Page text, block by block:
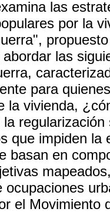
las
por la
las
para
la vivienda,
que impiden la
basan en
ocupaciones
el Movimiento